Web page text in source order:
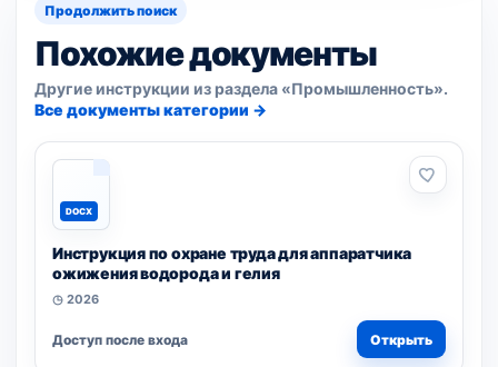
Продолжить поиск
Похожие документы
Другие инструкции из раздела «Промышленность».
Все документы категории →
DOCX
Инструкция по охране труда для аппаратчика
ожижения водорода и гелия
◷ 2026
Доступ после входа Открыть